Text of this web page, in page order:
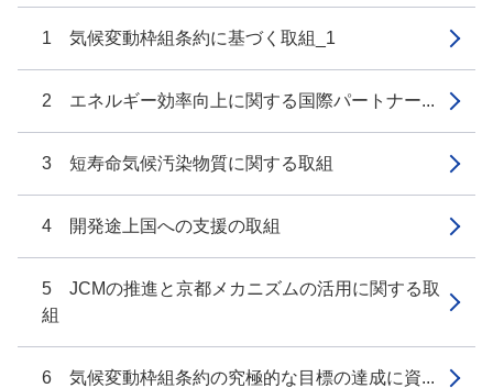
1 気候変動枠組条約に基づく取組_1
2 エネルギー効率向上に関する国際パートナー...
3 短寿命気候汚染物質に関する取組
4 開発途上国への支援の取組
5 JCMの推進と京都メカニズムの活用に関する取
組
6 気候変動枠組条約の究極的な目標の達成に資...